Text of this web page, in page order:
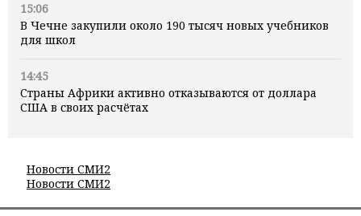
15:06
В Чечне закупили около 190 тысяч новых учебников
для школ
14:45
Страны Африки активно отказываются от доллара
США в своих расчётах
Новости СМИ2
Новости СМИ2